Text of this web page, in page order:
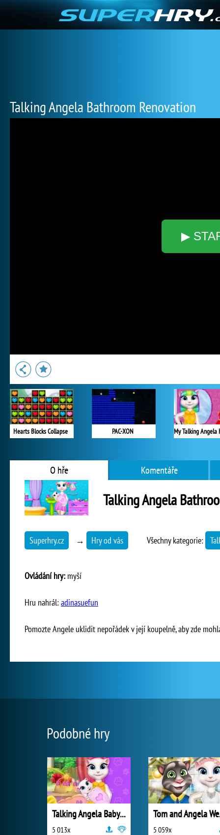
Talking Angela Bathroom Renovation
▶
Hearts Blocks Collapse PAC-XON
O hře Komentáře
Talking Angela
Superhry.cz → Hry od vás Všechny kategorie:
Ovládání hry: myší
Hru nahrál: adinasuefun
Pomozte Angele uklidit nepořádek v její koupelně, aby zde
Podobné hry
Talking Angela Baby Crib Decor
5 013x 5 059x